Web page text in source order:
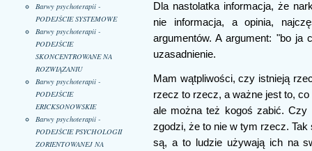
Barwy psychoterapii -
PODEJŚCIE SYSTEMOWE
Barwy psychoterapii -
PODEJŚCIE
SKONCENTROWANE NA
ROZWIĄZANIU
Barwy psychoterapii -
PODEJŚCIE
ERICKSONOWSKIE
Barwy psychoterapii -
PODEJŚCIE PSYCHOLOGII
ZORIENTOWANEJ NA
Dla nastolatka informacja, że
nie informacja, a opinia,
argumentów. A argument: "bo ja
uzasadnienie.
Mam wątpliwości, czy istnieją
rzecz to rzecz, a ważne jest to,
ale można też kogoś zabić. Czy
zgodzi, że to nie w tym rzecz.
są, a to ludzie używają ich na